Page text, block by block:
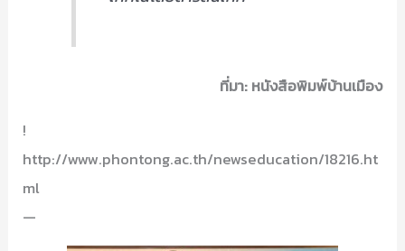
ที่มา: หนังสือพิมพ์บ้านเมือง
!
http://www.phontong.ac.th/newseducation/18216.ht
ml
—